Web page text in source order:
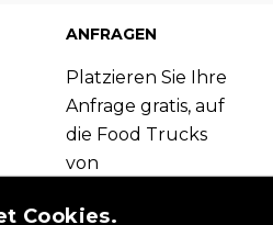
ANFRAGEN
Platzieren Sie Ihre
Anfrage gratis, auf
die Food Trucks
von
antworten können.
Cookies.